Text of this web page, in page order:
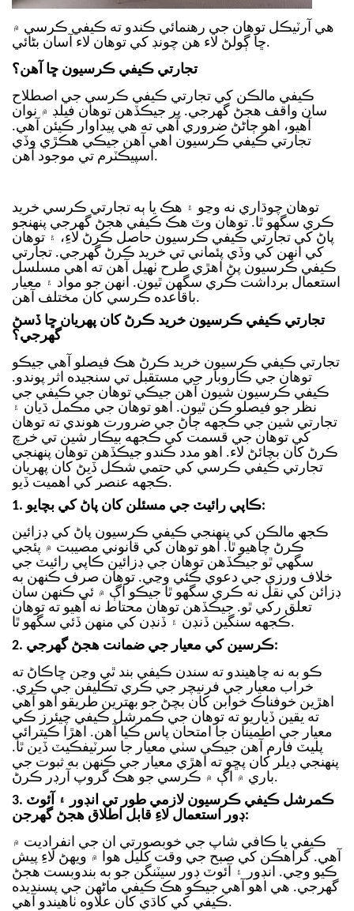
هي آرٽيڪل توهان جي رهنمائي ڪندو ته ڪيفي ڪرسي ۾
ڇا ڳولڻ لاء هن چونڊ کي توهان لاء آسان بڻائي.
تجارتي ڪيفي ڪرسيون ڇا آهن؟
ڪيفي مالڪن کي تجارتي ڪيفي ڪرسي جي اصطلاح
سان واقف هجڻ گهرجي. پر جيڪڏهن توهان فيلڊ ۾ نوان
آهيو، اهو ڄاڻڻ ضروري آهي ته هي پيداوار ڪيئن آهي.
تجارتي ڪيفي ڪرسيون اھي آھن جيڪي ھڪڙي وڏي
اسپيڪٽرم تي موجود آھن.
توهان چوڌاري نه وڃو ۽ هڪ يا ٻه تجارتي ڪرسي خريد
ڪري سگهو ٿا. توهان وٽ هڪ ڪيفي هجڻ گهرجي پنهنجو
پاڻ کي تجارتي ڪيفي ڪرسيون حاصل ڪرڻ لاءِ، ۽ توهان
کي انهن کي وڏي پئماني تي خريد ڪرڻ گهرجي. تجارتي
ڪيفي ڪرسيون پڻ اهڙي طرح ٺهيل آهن ته اهي مسلسل
استعمال برداشت ڪري سگهن ٿيون. انهن جو مواد ۽ معيار
باقاعده ڪرسي کان مختلف آهن.
تجارتي ڪيفي ڪرسيون خريد ڪرڻ کان پهريان ڇا ڏسڻ
گهرجي؟
تجارتي ڪيفي ڪرسيون خريد ڪرڻ هڪ فيصلو آهي جيڪو
توهان جي ڪاروبار جي مستقبل تي سنجيده اثر پوندو.
ڪيفي ڪرسيون شيون آھن جيڪي توھان جي ڪيفي جي
نظر جو فيصلو ڪن ٿيون. اهو توهان جي مڪمل ڌيان ۽
تجارتي شين جي ڪجهه ڄاڻ جي ضرورت هوندي ته توهان
کي توهان جي قسمت کي ڪجهه بيڪار شين تي خرچ
ڪرڻ کان بچائڻ لاء. اهو مدد ڪندو جيڪڏهن توهان پنهنجي
تجارتي ڪيفي ڪرسي کي حتمي شڪل ڏيڻ کان پهريان
ڪجهه عنصر کي اهميت ڏيو.
1. ڪاپي رائيٽ جي مسئلن کان پاڻ کي بچايو:
ڪجھ مالڪن کي پنھنجي ڪيفي ڪرسيون پاڻ کي ڊزائين
ڪرڻ چاھيو ٿا. اهو توهان کي قانوني مصيبت ۾ پئجي
سگهي ٿو جيڪڏهن توهان جي ڊزائين ڪاپي رائيٽ جي
خلاف ورزي جي دعوي ڪئي وڃي. توهان صرف ڪنهن به
ڊزائن کي نقل نه ڪري سگهو ٿا جيڪو اڳ ۾ ئي ڪنهن سان
تعلق رکي ٿو. جيڪڏهن توهان محتاط نه آهيو ته توهان
ڪجهه سنگين ڏنڊن ۽ ڏنڊن کي منهن ڏئي سگهو ٿا.
2. ڪرسين کي معيار جي ضمانت هجڻ گهرجي:
ڪو به نه چاهيندو ته سندن ڪيفي بند ٿي وڃن ڇاڪاڻ ته
خراب معيار جي فرنيچر جي ڪري تڪليفن جي ڪري.
اهڙين خوفناڪ خوابن کان بچڻ جو بهترين طريقو اهو آهي
ته يقين ڏياريو ته توهان جي ڪمرشل ڪيفي چيئرز ڪي
معيار جي اطمينان جا امتحان پاس ڪيا آهن. اهڙا ڪيترائي
پليٽ فارم آهن جيڪي سٺي معيار جا سرٽيفڪيٽ ڏين ٿا.
پنهنجي ڊيلر کان پڇو ته اهڙي معيار جي ڪنهن به ثبوت جي
باري ۾ اڳ ۾ ڪرسي جو هڪ گروپ آرڊر ڪرڻ.
3. ڪمرشل ڪيفي ڪرسيون لازمي طور تي انڊور ۽ آئوٽ
ڊور استعمال لاءِ قابل اطلاق هجڻ گهرجن:
ڪيفي يا ڪافي شاپ جي خوبصورتي ان جي انفراديت ۾
آهي. گراهڪن کي صبح جي وقت کليل هوا ۾ ويهڻ لاءِ پيش
ڪيو وڃي. انڊور ۽ آئوٽ ڊور سيٽنگن جو به بندوبست هجڻ
گهرجي. هي اهو آهي جيڪو هڪ ڪيفي ماڻهن جي پسنديده
ڪيفي کي کاڌي کان علاوه ٺاهيندو آهي.